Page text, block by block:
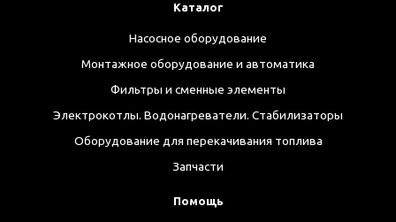
Каталог
Насосное оборудование
Монтажное оборудование и автоматика
Фильтры и сменные элементы
Электрокотлы. Водонагреватели. Стабилизаторы
Оборудование для перекачивания топлива
Запчасти
Помощь